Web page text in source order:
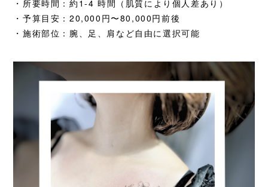
・所要時間：約1-4 時間（肌質により個人差あり）
・予算目安：20,000円〜80,000円前後
・施術部位：腕、足、肩など自由に選択可能